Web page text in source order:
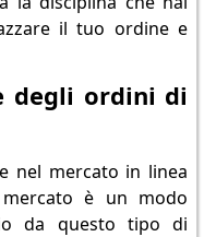
il tuo ordine e
degli ordini di
nel mercato in linea
è un modo
da questo tipo di